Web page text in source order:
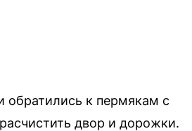
обратились к пермякам с
двор и дорожки.